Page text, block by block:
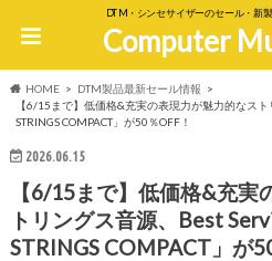
DTM・シンセサイザーのセール・新
Computer
HOME
DTM製品最新セール情報
【6/15まで】低価格&充実の表現力が魅力的なス
STRINGS COMPACT」が50％OFF！
2026.06.15
【6/15まで】低価格&充実
トリングス音源、Best
STRINGS COMPACT」が